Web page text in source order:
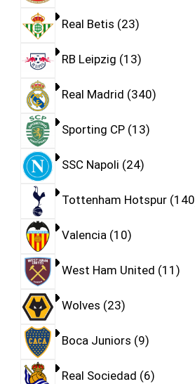
Real Betis 23
RB Leipzig 13
Real Madrid 340
Sporting CP 13
SSC Napoli 24
Tottenham Hotspur 140
Valencia 10
West Ham United 11
Wolves 23
Boca Juniors 9
Real Sociedad 6